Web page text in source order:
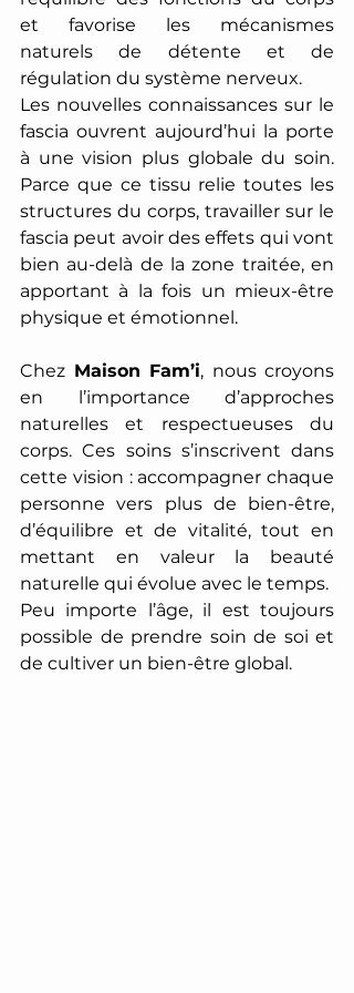
et favorise les mécanismes
régulation du système nerveux.
Les nouvelles connaissances sur le
fascia ouvrent aujourd’hui la porte
à une vision plus globale du soin.
Parce que ce tissu relie toutes les
structures du corps, travailler sur le
fascia peut avoir des effets qui vont
bien au-delà de la zone traitée, en
apportant à la fois un mieux-être
physique et émotionnel.
Chez Maison Fam’i, nous croyons
en l’importance d’approches
naturelles et respectueuses du
corps. Ces soins s’inscrivent dans
cette vision : accompagner chaque
personne vers plus de bien-être,
d’équilibre et de vitalité, tout en
mettant en valeur la beauté
naturelle qui évolue avec le temps.
Peu importe l’âge, il est toujours
possible de prendre soin de soi et
de cultiver un bien-être global.